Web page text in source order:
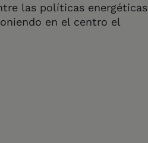
las políticas energéticas
en el centro el